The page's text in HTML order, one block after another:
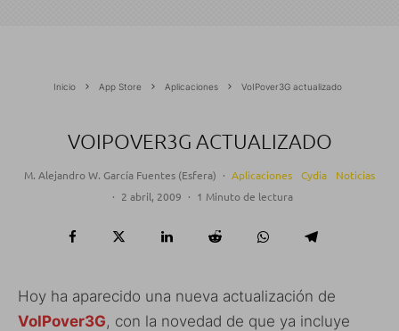
Inicio App Store Aplicaciones VoIPover3G actualizado
VOIPOVER3G ACTUALIZADO
M. Alejandro W. García Fuentes (Esfera) · Aplicaciones Cydia
Noticias
· 2 abril, 2009 · 1 Minuto de lectura
Hoy ha aparecido una nueva actualización de
VoIPover3G, con la novedad de que ya incluye